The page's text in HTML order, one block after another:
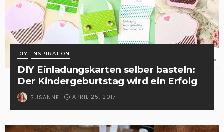
DIY INSPIRATION
DIY Einladungskarten selber basteln:
Der Kindergeburtstag wird ein Erfolg
SUSANNE APRIL 25, 2017